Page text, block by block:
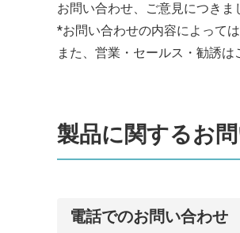
お問い合わせ、ご意見につきま
*お問い合わせの内容によって
また、営業・セールス・勧誘は
製品に関するお
電話でのお問い合わせ